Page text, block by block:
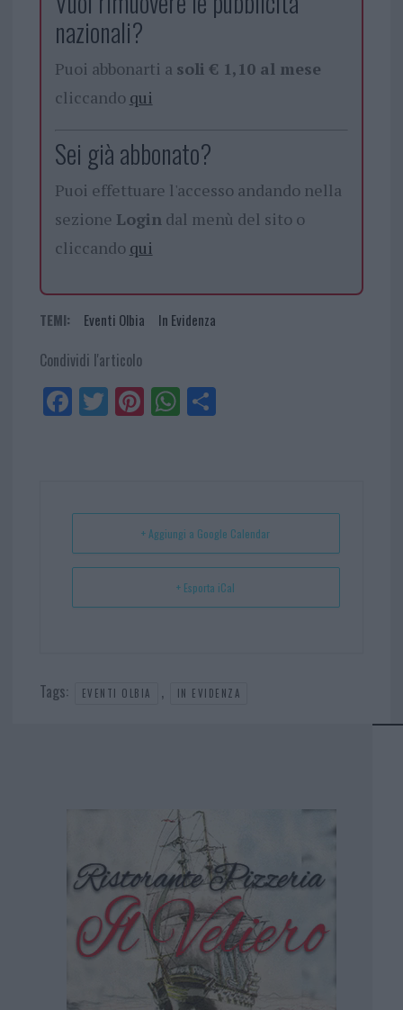
nazionali?
Puoi abbonarti a soli € 1,10 al mese
cliccando qui
Sei già abbonato?
Puoi effettuare l'accesso andando nella
sezione Login dal menù del sito o
cliccando qui
TEMI: Eventi Olbia In Evidenza
Condividi l'articolo
Fa
ce
Tw
itt
Pi
nt
t
W
ha
p
Sh
+ Aggiungi a Google Calendar
+ Esporta iCal
Tags: EVENTI OLBIA , IN EVIDENZA